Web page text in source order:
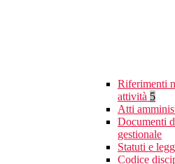
Riferimenti
attività 5
Atti
Documenti
gestionale
Statuti e
Codice